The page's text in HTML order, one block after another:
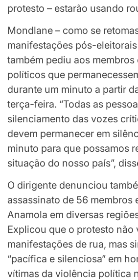
protesto – estarão usando
Mondlane – como se
manifestações pós-
também pediu aos membros
políticos que
durante um minuto a partir
terça-feira. “Todas as
silenciamento das vozes
devem permanecer em
minuto para que possamos
situação do nosso país”,
O dirigente denunciou
assassinato de 56 membros
Anamola em diversas
Explicou que o protesto não
manifestações de rua, mas
“pacífica e silenciosa” em
vítimas da violência política